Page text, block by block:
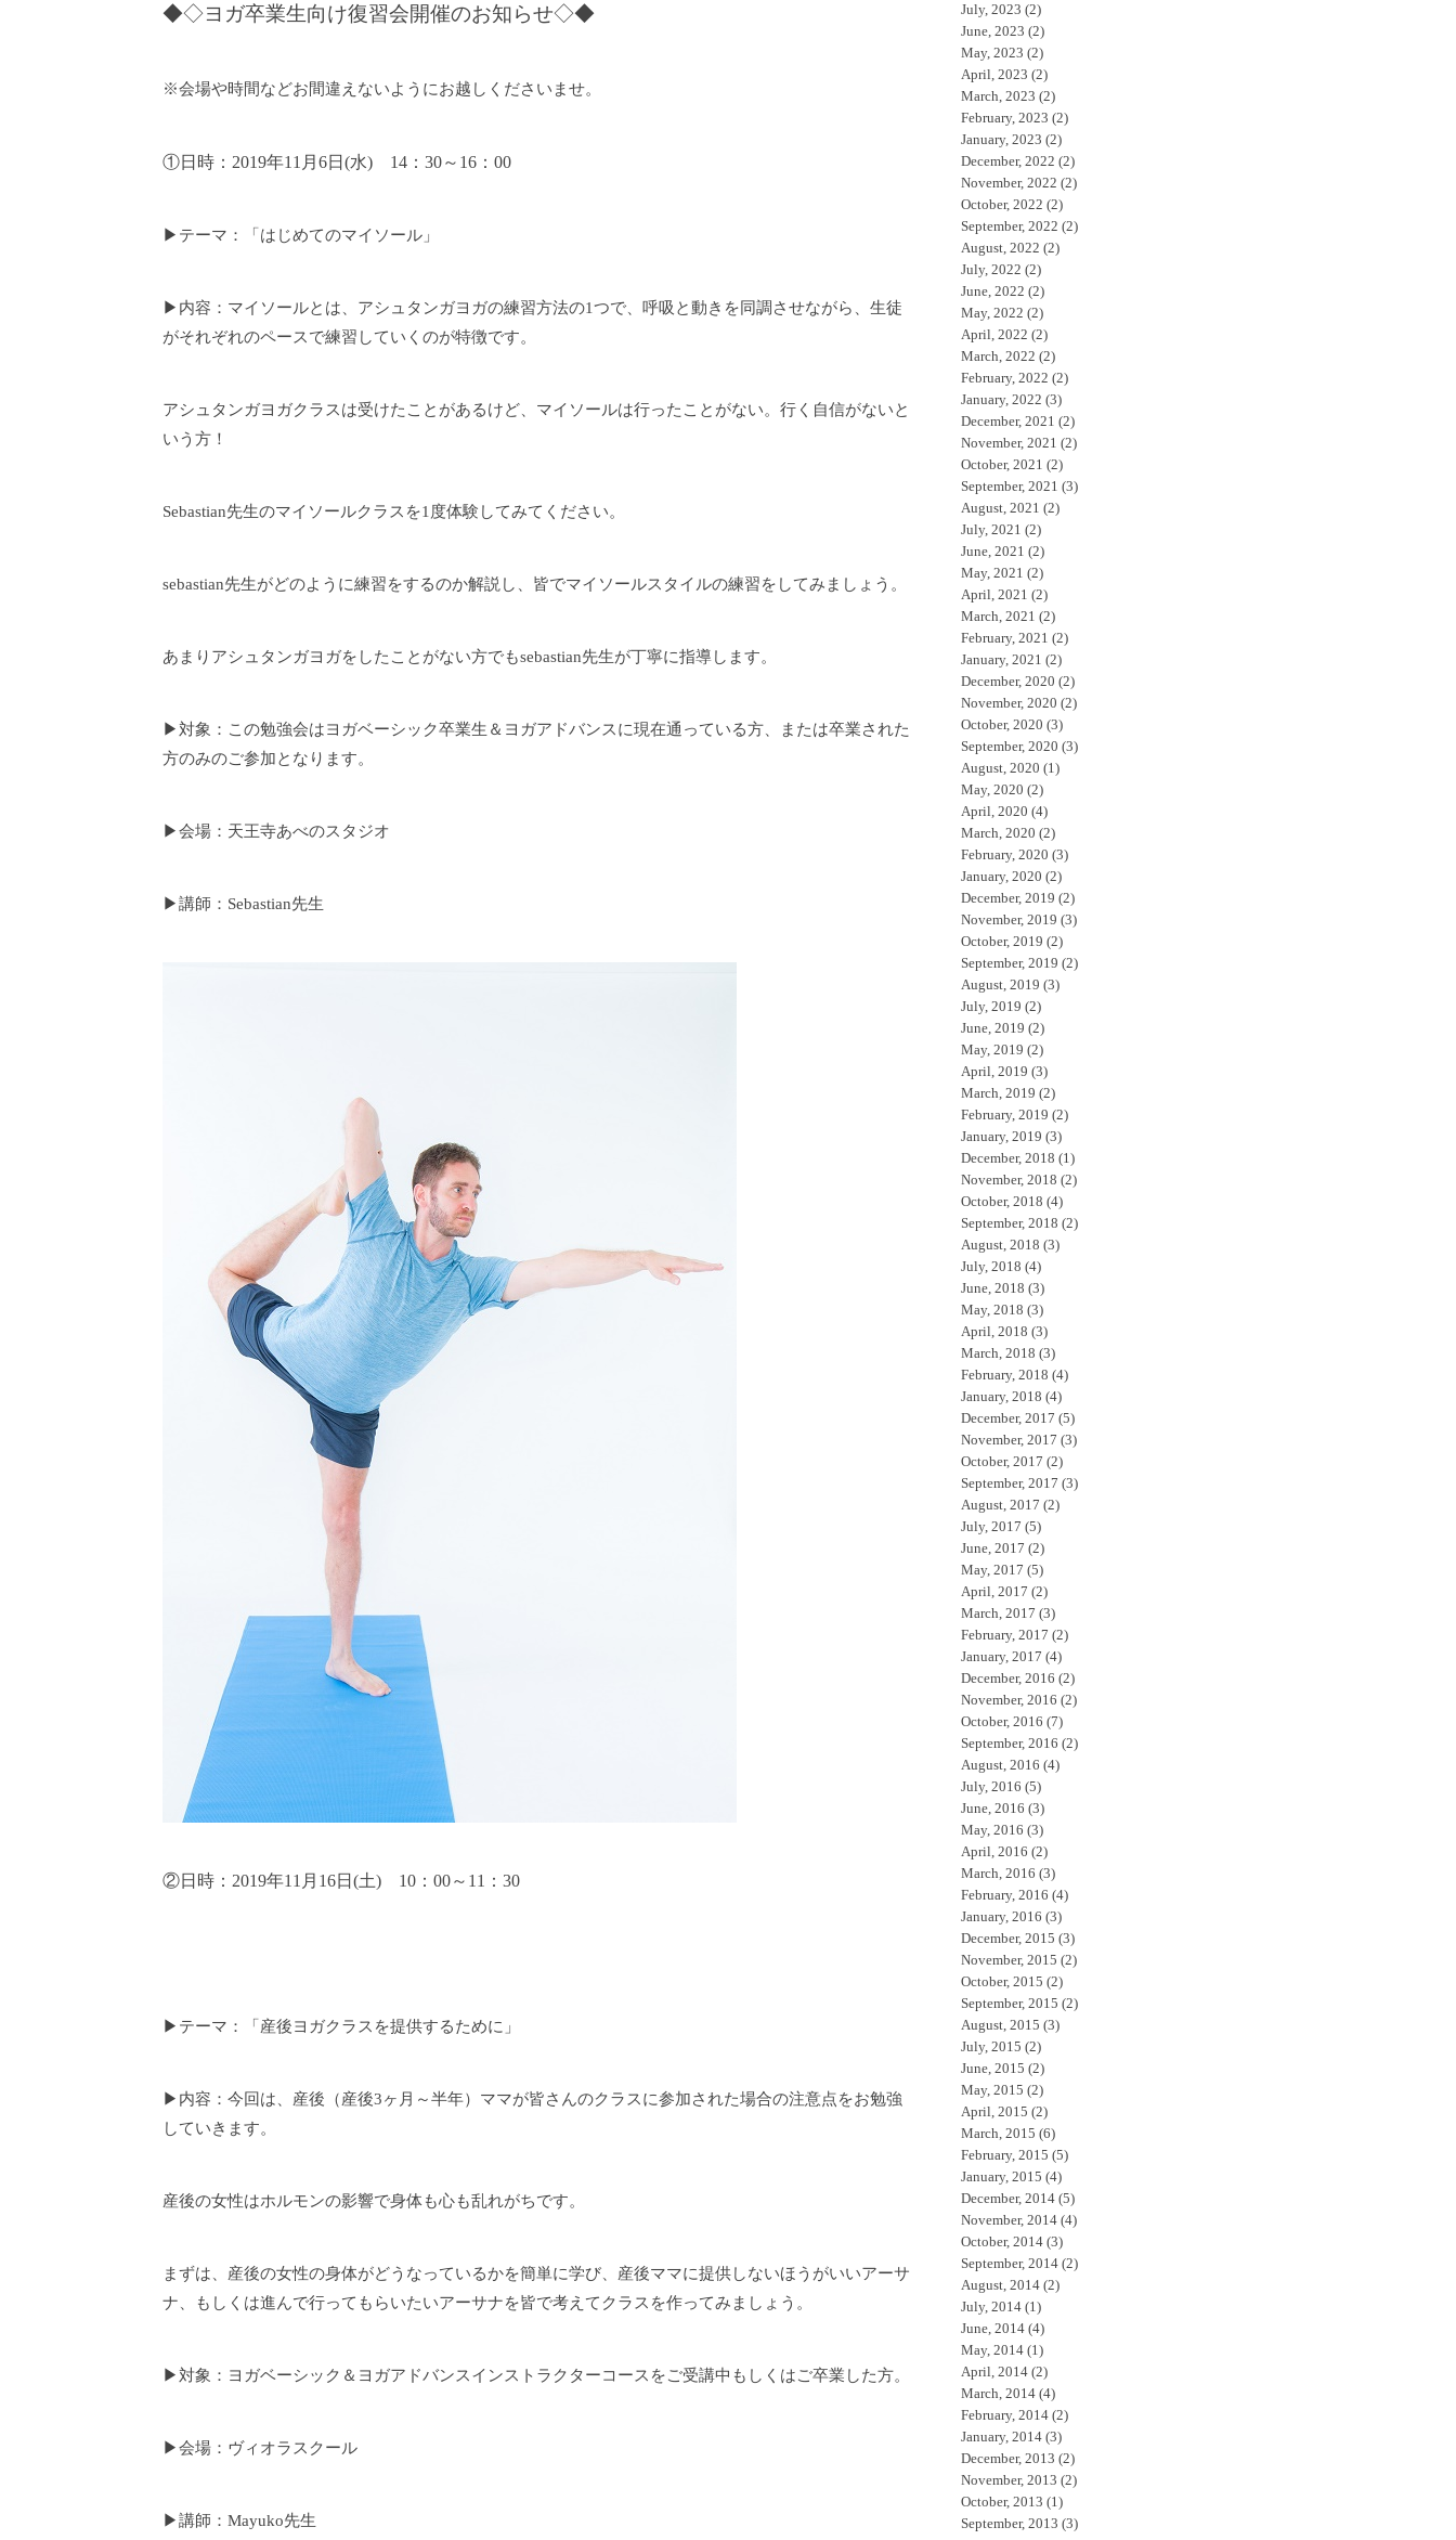
◆◇ヨガ卒業生向け復習会開催のお知らせ◇◆
※会場や時間などお間違えないようにお越しくださいませ。
①日時： 2019年11月6日(水) 14 ： 30～ 16 ： 00
▶テーマ：「はじめてのマイソール」
▶内容：マイソールとは、アシュタンガヨガの練習方法の1つで、呼吸と動きを同調させながら、生徒
がそれぞれのペースで練習していくのが特徴です。
アシュタンガヨガクラスは受けたことがあるけど、マイソールは行ったことがない。行く自信がないと
いう方！
Sebastian先生のマイソールクラスを1度体験してみてください。
sebastian先生がどのように練習をするのか解説し、皆でマイソールスタイルの練習をしてみましょう。
あまりアシュタンガヨガをしたことがない方でもsebastian先生が丁寧に指導します。
▶対象：この勉強会はヨガベーシック卒業生＆ヨガアドバンスに現在通っている方、または卒業された
方のみのご参加となります。
▶会場：天王寺あべのスタジオ
▶講師：Sebastian先生
②日時：2019年11月16日 (土) 10 ： 00～ 11 ： 30
▶テーマ：「産後ヨガクラスを提供するために」
▶内容：今回は、産後（産後3ヶ月～半年）ママが皆さんのクラスに参加された場合の注意点をお勉強
していきます。
産後の女性はホルモンの影響で身体も心も乱れがちです。
まずは、産後の女性の身体がどうなっているかを簡単に学び、産後ママに提供しないほうがいいアーサ
ナ、もしくは進んで行ってもらいたいアーサナを皆で考えてクラスを作ってみましょう。
▶対象：ヨガベーシック＆ヨガアドバンスインストラクターコースをご受講中もしくはご卒業した方。
▶会場：ヴィオラスクール
▶講師：Mayuko先生
July, 2023 (2)
June, 2023 (2)
May, 2023 (2)
April, 2023 (2)
March, 2023 (2)
February, 2023 (2)
January, 2023 (2)
December, 2022 (2)
November, 2022 (2)
October, 2022 (2)
September, 2022 (2)
August, 2022 (2)
July, 2022 (2)
June, 2022 (2)
May, 2022 (2)
April, 2022 (2)
March, 2022 (2)
February, 2022 (2)
January, 2022 (3)
December, 2021 (2)
November, 2021 (2)
October, 2021 (2)
September, 2021 (3)
August, 2021 (2)
July, 2021 (2)
June, 2021 (2)
May, 2021 (2)
April, 2021 (2)
March, 2021 (2)
February, 2021 (2)
January, 2021 (2)
December, 2020 (2)
November, 2020 (2)
October, 2020 (3)
September, 2020 (3)
August, 2020 (1)
May, 2020 (2)
April, 2020 (4)
March, 2020 (2)
February, 2020 (3)
January, 2020 (2)
December, 2019 (2)
November, 2019 (3)
October, 2019 (2)
September, 2019 (2)
August, 2019 (3)
July, 2019 (2)
June, 2019 (2)
May, 2019 (2)
April, 2019 (3)
March, 2019 (2)
February, 2019 (2)
January, 2019 (3)
December, 2018 (1)
November, 2018 (2)
October, 2018 (4)
September, 2018 (2)
August, 2018 (3)
July, 2018 (4)
June, 2018 (3)
May, 2018 (3)
April, 2018 (3)
March, 2018 (3)
February, 2018 (4)
January, 2018 (4)
December, 2017 (5)
November, 2017 (3)
October, 2017 (2)
September, 2017 (3)
August, 2017 (2)
July, 2017 (5)
June, 2017 (2)
May, 2017 (5)
April, 2017 (2)
March, 2017 (3)
February, 2017 (2)
January, 2017 (4)
December, 2016 (2)
November, 2016 (2)
October, 2016 (7)
September, 2016 (2)
August, 2016 (4)
July, 2016 (5)
June, 2016 (3)
May, 2016 (3)
April, 2016 (2)
March, 2016 (3)
February, 2016 (4)
January, 2016 (3)
December, 2015 (3)
November, 2015 (2)
October, 2015 (2)
September, 2015 (2)
August, 2015 (3)
July, 2015 (2)
June, 2015 (2)
May, 2015 (2)
April, 2015 (2)
March, 2015 (6)
February, 2015 (5)
January, 2015 (4)
December, 2014 (5)
November, 2014 (4)
October, 2014 (3)
September, 2014 (2)
August, 2014 (2)
July, 2014 (1)
June, 2014 (4)
May, 2014 (1)
April, 2014 (2)
March, 2014 (4)
February, 2014 (2)
January, 2014 (3)
December, 2013 (2)
November, 2013 (2)
October, 2013 (1)
September, 2013 (3)